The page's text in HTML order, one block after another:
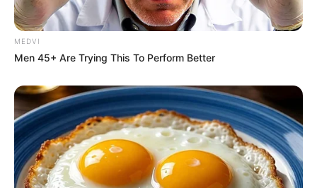
From Albinos To Polygamists: The World's Most
Unique Families
BRAINBERRIES
MEDVI
Men 45+ Are Trying This To Perform Better